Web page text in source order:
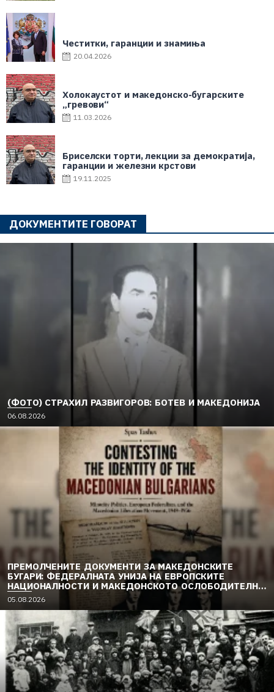
Честитки, гаранции и знамиња
20.04.2026
Холокаустот и македонско-бугарските
„гревови“
11.03.2026
Бриселски торти, лекции за демократија,
гаранции и железни крстови
19.11.2025
ДОКУМЕНТИТЕ ГОВОРАТ
(ФОТО) СТРАХИЛ РАЗВИГОРОВ: БОТЕВ И МАКЕДОНИЈА
06.08.2026
ПРЕМОЛЧЕНИТЕ ДОКУМЕНТИ ЗА МАКЕДОНСКИТЕ
БУГАРИ: ФЕДЕРАЛНАТА УНИЈА НА ЕВРОПСКИТЕ
НАЦИОНАЛНОСТИ И МАКЕДОНСКОТО ОСЛОБОДИТЕЛНО
ДВИЖЕЊЕ (1949–1956) (2)
05.08.2026